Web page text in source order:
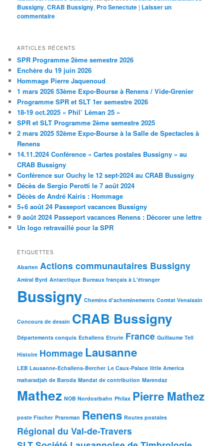
Bussigny,CRAB Bussigny, Pro Senectute | Laisser un
commentaire
ARTICLES RÉCENTS
SPR Programme 2ème semestre 2026
Enchère du 19 juin 2026
Hommage Pierre Jaquenoud
1 mars 2026 53ème Expo-Bourse à Renens / Vide-Grenier
Programme SPR et SLT 1er semestre 2026
18-19 oct.2025 « Phil’ Léman 25 »
SPR et SLT Programme 2ème semestre 2025
2 mars 2025 52ème Expo-Bourse à la Salle de Spectacles à
Renens
14.11.2024 Conférence « Cartes postales Bussigny » au
CRAB Bussigny
Conférence sur Ouchy le 12 sept-2024 au CRAB Bussigny
Décès de Sergio Perotti le 7 août 2024
Décès de André Kairis : Hommage
5+6 août 24 Passeport vacances Bussigny
9 août 2024 Passeport vacances Renens : Décorer une lettre
Un logo retravaillé pour la SPR
ÉTIQUETTES
Abarten Actions communautaires Bussigny
Amiral Byrd Antarctique Bureaux français à L'étranger
Bussigny Chemins d'acheminements Comtat Venaissin
Concours de dessin CRAB Bussigny
Départements conquis Echallens Etrurie France Guillaume Tell
Histoire Hommage Lausanne
LEB Lausanne-Echallens-Bercher Le Caux-Palace little America
maharadjah de Baroda Mandat de contribution Marendaz
Mathez NOB Nordostbahn Philax Pierre Mathez
poste Fischer Praroman Renens Routes postales
Régional du Val-de-Travers